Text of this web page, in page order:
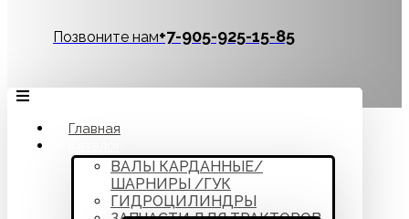
Позвоните нам‪+7-905-925-15-85
Главная
ВАЛЫ КАРДАННЫЕ/
ШАРНИРЫ /ГУК
ГИДРОЦИЛИНДРЫ